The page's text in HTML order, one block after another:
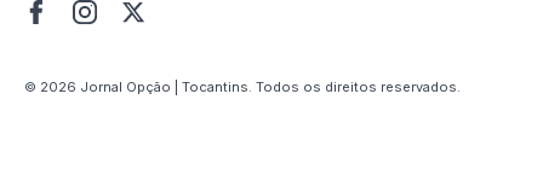
© 2026 Jornal Opção | Tocantins. Todos os direitos reservados.